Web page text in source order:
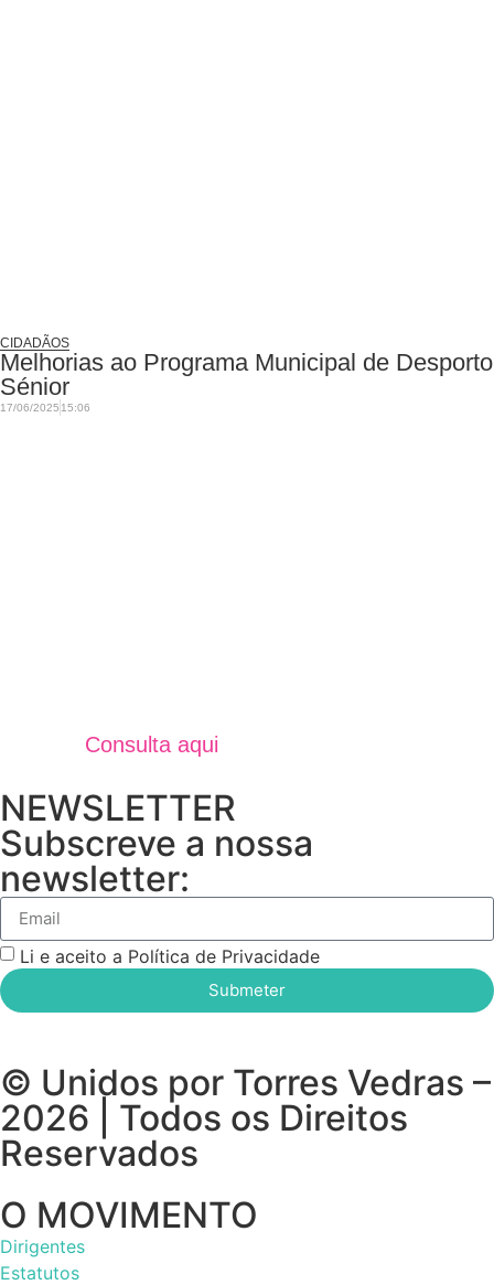
CIDADÃOS
Melhorias ao Programa Municipal de Desporto
Sénior
17/06/2025 15:06
Consulta aqui
NEWSLETTER
Subscreve a nossa
newsletter:
Li e aceito a Política de Privacidade
Submeter
© Unidos por Torres Vedras –
2026 | Todos os Direitos
Reservados
O MOVIMENTO
Dirigentes
Estatutos